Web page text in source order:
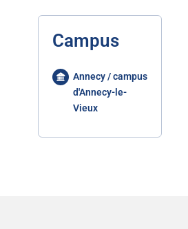
Campus
Annecy / campus
d'Annecy-le-
Vieux